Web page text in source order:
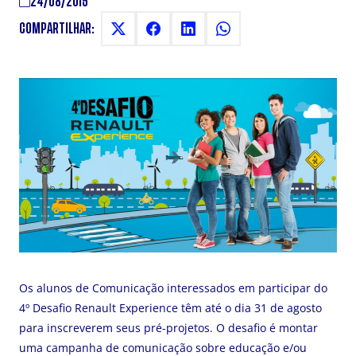
COMPARTILHAR:
Os alunos de Comunicação interessados em participar do
4º Desafio Renault Experience têm até o dia 31 de agosto
para inscreverem seus pré-projetos. O desafio é montar
uma campanha de comunicação sobre educação e/ou